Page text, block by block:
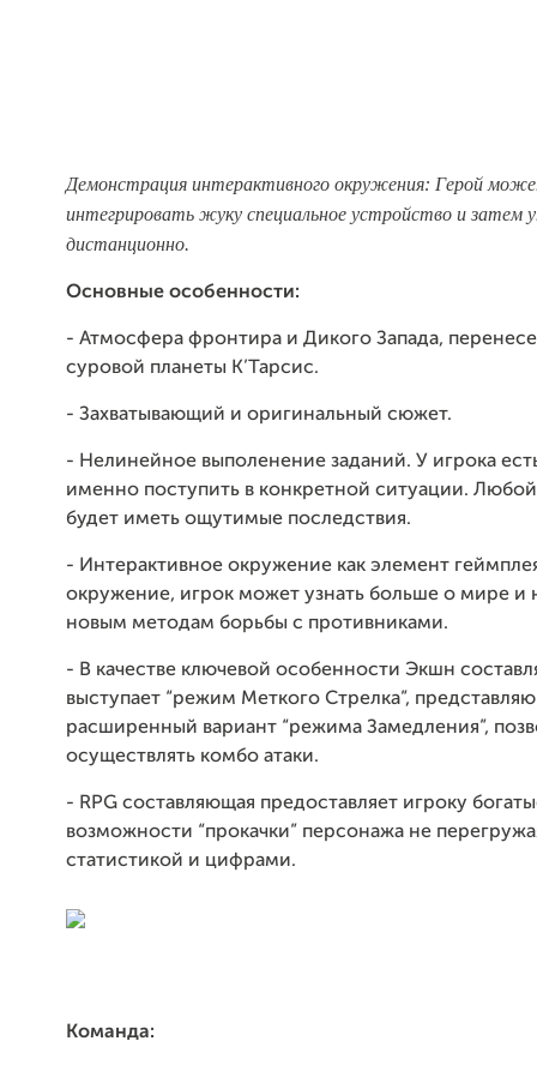
Демонстрация интерактивного окружения: Герой
интегрировать жуку специальное устройство и затем
дистанционно.
Основные особенности:
- Атмосфера фронтира и Дикого Запада,
суровой планеты К’Тарсис.
- Захватывающий и оригинальный сюжет.
- Нелинейное выполенение заданий. У игрока
именно поступить в конкретной ситуации.
будет иметь ощутимые последствия.
- Интерактивное окружение как элемент
окружение, игрок может узнать больше о мире и
новым методам борьбы с противниками.
- В качестве ключевой особенности Экшн
выступает “режим Меткого Стрелка”,
расширенный вариант “режима Замедления”,
осуществлять комбо атаки.
- RPG составляющая предоставляет игроку
возможности “прокачки” персонажа не
статистикой и цифрами.
Команда: